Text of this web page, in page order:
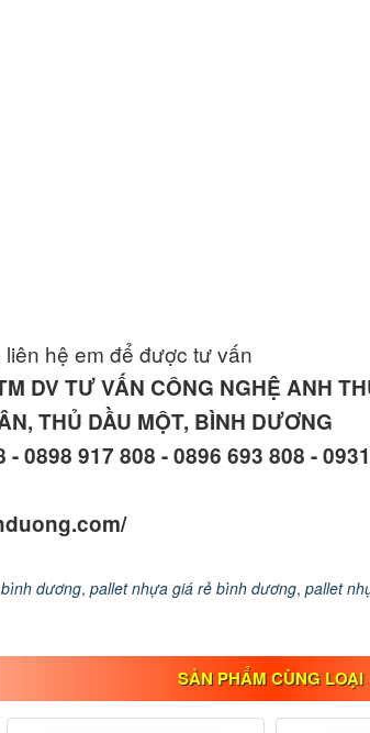
hệ em để được tư vấn
DV TƯ VẤN CÔNG NGHỆ ANH
THỦ DẦU MỘT, BÌNH DƯƠNG
0898 917 808 - 0896 693 808 -
dương,pallet nhựa giá rẻ bình dương,pallet
SẢN PHẨM CÙNG LOẠI